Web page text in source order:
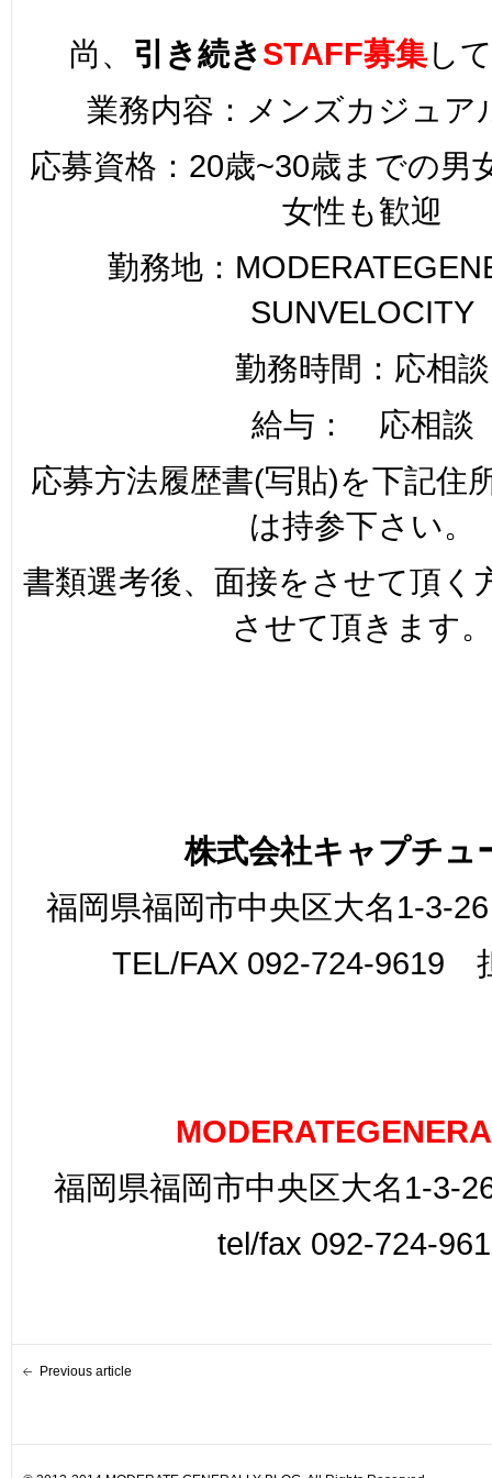
尚、 引き続きSTAFF募集し
業務内容：メンズカジュア
応募資格：20歳~30歳までの
女性も歓迎
勤務地：
SUNVELOCITY
勤務時間：応相談
給与： 応相談
応募方法履歴書(写貼)を下記住
は持参下さい。
書類選考後、面接をさせて頂く
させて頂きます。
株式会社キャプチュ
福岡県福岡市中央区大名1-3-
TEL/FAX 092-724-9619
福岡県福岡市中央区大名1-3-
tel/fax 092-724-
Previous article